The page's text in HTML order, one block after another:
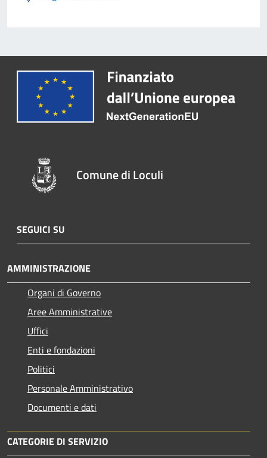
Comune di Loculi
SEGUICI SU
AMMINISTRAZIONE
Organi di Governo
Aree Amministrative
Uffici
Enti e fondazioni
Politici
Personale Amministrativo
Documenti e dati
CATEGORIE DI SERVIZIO